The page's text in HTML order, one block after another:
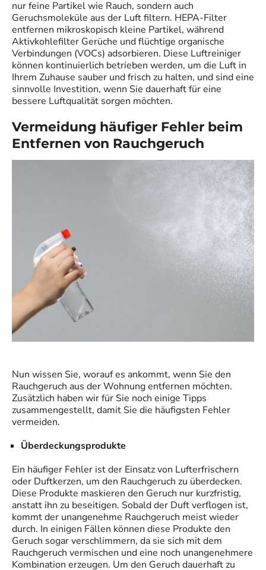
nur feine Partikel wie Rauch, sondern auch
Geruchsmoleküle aus der Luft filtern. HEPA-Filter
entfernen mikroskopisch kleine Partikel, während
Aktivkohlefilter Gerüche und flüchtige organische
Verbindungen (VOCs) adsorbieren. Diese Luftreiniger
können kontinuierlich betrieben werden, um die Luft in
Ihrem Zuhause sauber und frisch zu halten, und sind eine
sinnvolle Investition, wenn Sie dauerhaft für eine
bessere Luftqualität sorgen möchten.
Vermeidung häufiger Fehler beim
Entfernen von Rauchgeruch
Nun wissen Sie, worauf es ankommt, wenn Sie den
Rauchgeruch aus der Wohnung entfernen möchten.
Zusätzlich haben wir für Sie noch einige Tipps
zusammengestellt, damit Sie die häufigsten Fehler
vermeiden.
Überdeckungsprodukte
Ein häufiger Fehler ist der Einsatz von Lufterfrischern
oder Duftkerzen, um den Rauchgeruch zu überdecken.
Diese Produkte maskieren den Geruch nur kurzfristig,
anstatt ihn zu beseitigen. Sobald der Duft verflogen ist,
kommt der unangenehme Rauchgeruch meist wieder
durch. In einigen Fällen können diese Produkte den
Geruch sogar verschlimmern, da sie sich mit dem
Rauchgeruch vermischen und eine noch unangenehmere
Kombination erzeugen. Um den Geruch dauerhaft zu